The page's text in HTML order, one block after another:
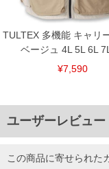
TULTEX 多機能 キャリ
ベージュ 4L 5L 6L
¥7,590
ユーザーレビュー
この商品に寄せられた